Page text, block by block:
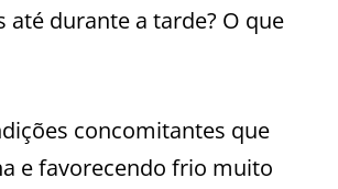
até durante a tarde? O que
concomitantes que
e favorecendo frio muito